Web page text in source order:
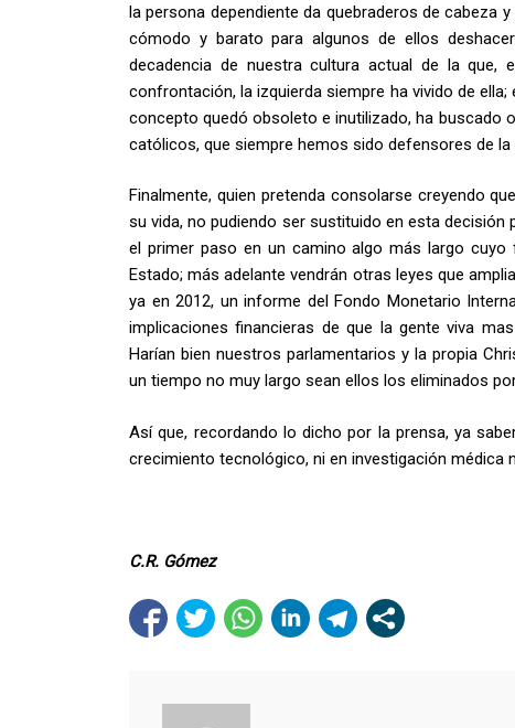
la persona dependiente da quebraderos de cabeza
cómodo y barato para algunos de ellos
decadencia de nuestra cultura actual de la
confrontación, la izquierda siempre ha vivido de
concepto quedó obsoleto e inutilizado, ha buscado
católicos, que siempre hemos sido defensores de la
Finalmente, quien pretenda consolarse creyendo
su vida, no pudiendo ser sustituido en esta
el primer paso en un camino algo más largo
Estado; más adelante vendrán otras leyes que
ya en 2012, un informe del Fondo Monetario
implicaciones financieras de que la gente viva
Harían bien nuestros parlamentarios y la propia
un tiempo no muy largo sean ellos los eliminados
Así que, recordando lo dicho por la prensa, ya
crecimiento tecnológico, ni en investigación médica
C.R. Gómez